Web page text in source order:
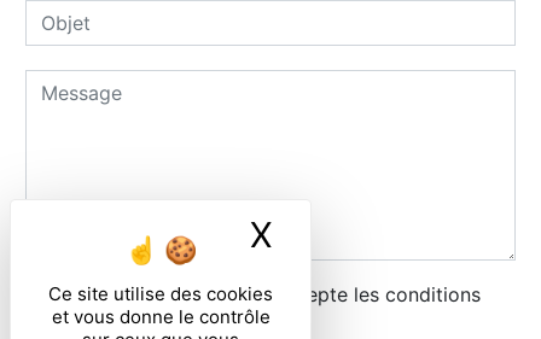
Ce site utilise des cookies
et vous donne le contrôle
X
En cochant cette case, j'accepte les conditions
particulières ci-dessous **